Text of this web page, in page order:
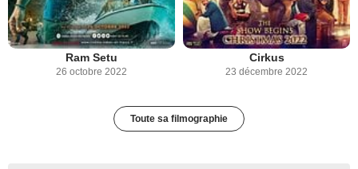
Ram Setu
26 octobre 2022
Cirkus
23 décembre 2022
Toute sa filmographie